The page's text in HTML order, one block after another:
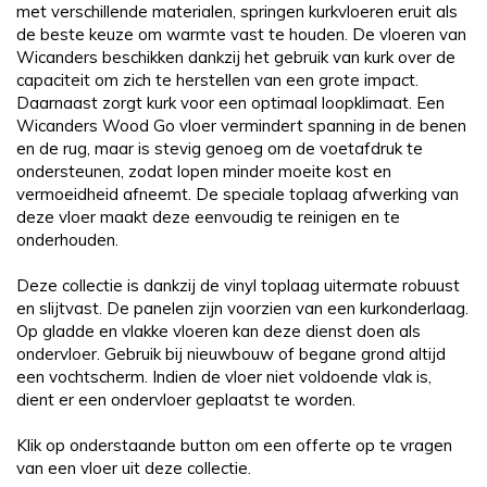
met verschillende materialen, springen kurkvloeren eruit als
de beste keuze om warmte vast te houden. De vloeren van
Wicanders beschikken dankzij het gebruik van kurk over de
capaciteit om zich te herstellen van een grote impact.
Daarnaast zorgt kurk voor een optimaal loopklimaat. Een
Wicanders Wood Go vloer vermindert spanning in de benen
en de rug, maar is stevig genoeg om de voetafdruk te
ondersteunen, zodat lopen minder moeite kost en
vermoeidheid afneemt. De speciale toplaag afwerking van
deze vloer maakt deze eenvoudig te reinigen en te
onderhouden.
Deze collectie is dankzij de vinyl toplaag uitermate robuust
en slijtvast. De panelen zijn voorzien van een kurkonderlaag.
Op gladde en vlakke vloeren kan deze dienst doen als
ondervloer. Gebruik bij nieuwbouw of begane grond altijd
een vochtscherm. Indien de vloer niet voldoende vlak is,
dient er een ondervloer geplaatst te worden.
Klik op onderstaande button om een offerte op te vragen
van een vloer uit deze collectie.